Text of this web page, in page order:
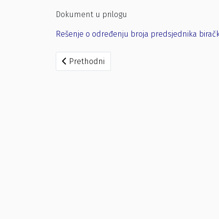
Dokument u prilogu
Rešenje o određenju broja predsjednika
Prethodni članak: Rešenje o određivanju
Prethodni